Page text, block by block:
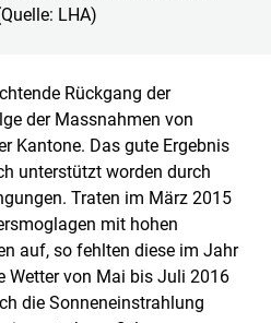
LHA)
Rückgang der
der Massnahmen von
Kantone. Das gute Ergebnis
unterstützt worden durch
Traten im März 2015
mit hohen
auf, so fehlten diese im Jahr
Wetter von Mai bis Juli 2016
die Sonneneinstrahlung